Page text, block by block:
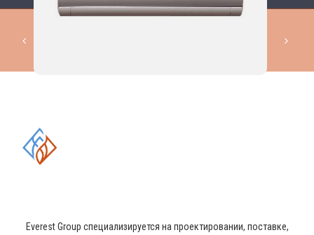
Everest Group специализируется на проектировании, поставке,